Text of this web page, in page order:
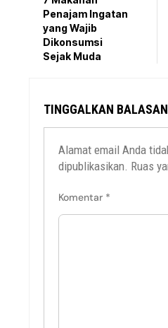
Penajam Ingatan
yang Wajib
Dikonsumsi
Sejak Muda
TINGGALKAN BALASAN
Alamat email Anda
dipublikasikan. Ruas
Komentar *